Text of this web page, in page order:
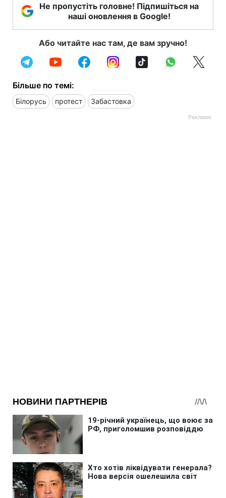
Не пропустіть головне! Підпишіться на
наші оновлення в Google!
Або читайте нас там, де вам зручно!
Більше по темі:
Білорусь протест Забастовка